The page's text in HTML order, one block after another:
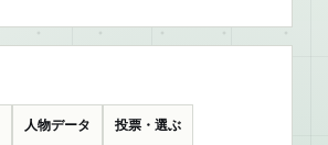
人物データ 投票・選ぶ